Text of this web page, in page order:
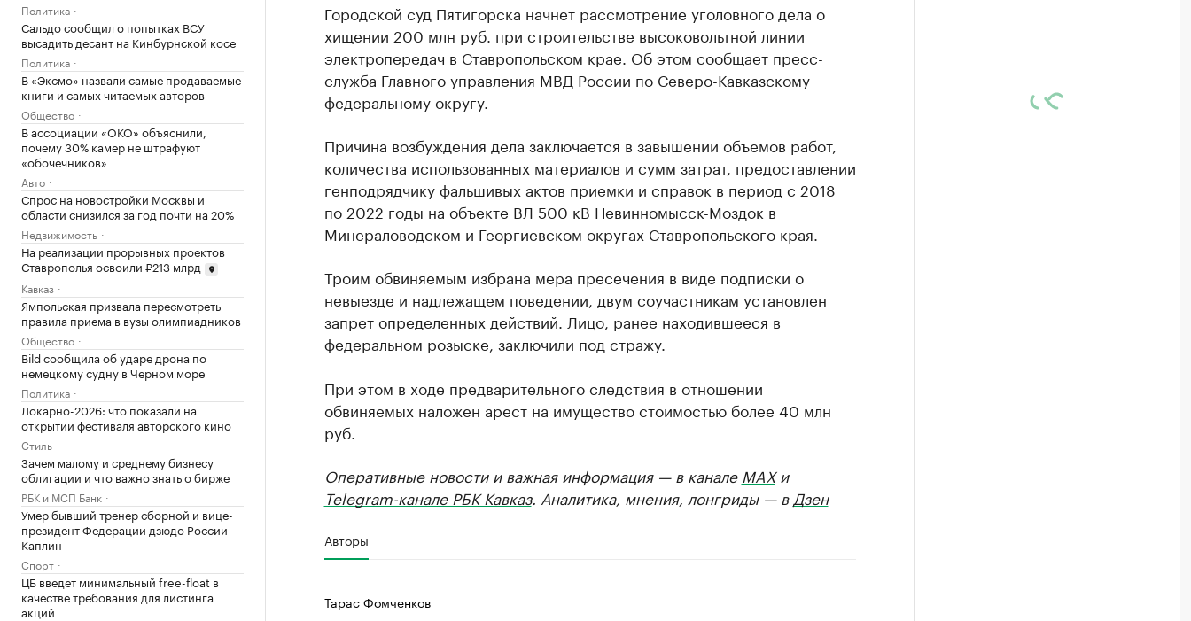
Политика
Сальдо сообщил о попытках ВСУ
высадить десант на Кинбурнской косе
Политика
В «Эксмо» назвали самые продаваемые
книги и самых читаемых авторов
Общество
В ассоциации «ОКО» объяснили,
почему 30% камер не штрафуют
«обочечников»
Авто
Спрос на новостройки Москвы и
области снизился за год почти на 20%
Недвижимость
На реализации прорывных проектов
Ставрополья освоили ₽213 млрд
Кавказ
Ямпольская призвала пересмотреть
правила приема в вузы олимпиадников
Общество
Bild сообщила об ударе дрона по
немецкому судну в Черном море
Политика
Локарно-2026: что показали на
открытии фестиваля авторского кино
Стиль
Зачем малому и среднему бизнесу
облигации и что важно знать о бирже
РБК и МСП Банк
Умер бывший тренер сборной и вице-
президент Федерации дзюдо России
Каплин
Спорт
ЦБ введет минимальный free-float в
качестве требования для листинга
акций
Городской суд Пятигорска начнет рассмотрение уголовного дела о
хищении 200 млн руб. при строительстве высоковольтной линии
электропередач в Ставропольском крае. Об этом сообщает пресс-
служба Главного управления МВД России по Северо-Кавказскому
федеральному округу.
Причина возбуждения дела заключается в завышении объемов работ,
количества использованных материалов и сумм затрат, предоставлении
генподрядчику фальшивых актов приемки и справок в период с 2018
по 2022 годы на объекте ВЛ 500 кВ Невинномысск-Моздок в
Минераловодском и Георгиевском округах Ставропольского края.
Троим обвиняемым избрана мера пресечения в виде подписки о
невыезде и надлежащем поведении, двум соучастникам установлен
запрет определенных действий. Лицо, ранее находившееся в
федеральном розыске, заключили под стражу.
При этом в ходе предварительного следствия в отношении
обвиняемых наложен арест на имущество стоимостью более 40 млн
руб.
Оперативные новости и важная информация — в канале MAXи
Telegram-канале РБК Кавказ. Аналитика, мнения, лонгриды — в Дзен
Авторы
Тарас Фомченков